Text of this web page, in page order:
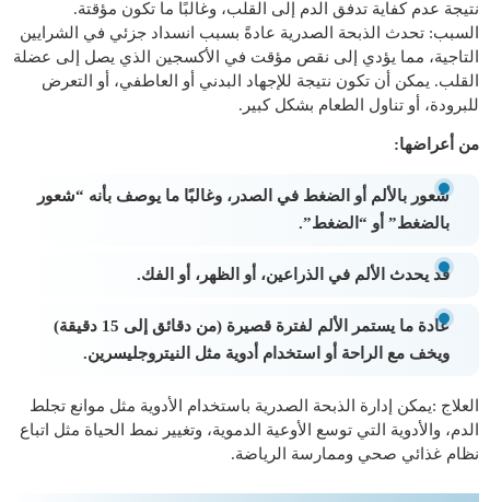
نتيجة عدم كفاية تدفق الدم إلى القلب، وغالبًا ما تكون مؤقتة.
السبب: تحدث الذبحة الصدرية عادةً بسبب انسداد جزئي في الشرايين
التاجية، مما يؤدي إلى نقص مؤقت في الأكسجين الذي يصل إلى عضلة
القلب. يمكن أن تكون نتيجة للإجهاد البدني أو العاطفي، أو التعرض
للبرودة، أو تناول الطعام بشكل كبير.
من أعراضها:
شعور بالألم أو الضغط في الصدر، وغالبًا ما يوصف بأنه “شعور
بالضغط” أو “الضغط”.
قد يحدث الألم في الذراعين، أو الظهر، أو الفك.
عادة ما يستمر الألم لفترة قصيرة (من دقائق إلى 15 دقيقة)
ويخف مع الراحة أو استخدام أدوية مثل النيتروجليسرين.
العلاج :يمكن إدارة الذبحة الصدرية باستخدام الأدوية مثل موانع تجلط
الدم، والأدوية التي توسع الأوعية الدموية، وتغيير نمط الحياة مثل اتباع
نظام غذائي صحي وممارسة الرياضة.